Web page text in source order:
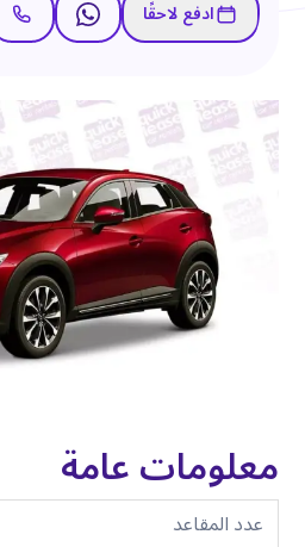
ادفع لاحقًا
معلومات عامة
عدد المقاعد